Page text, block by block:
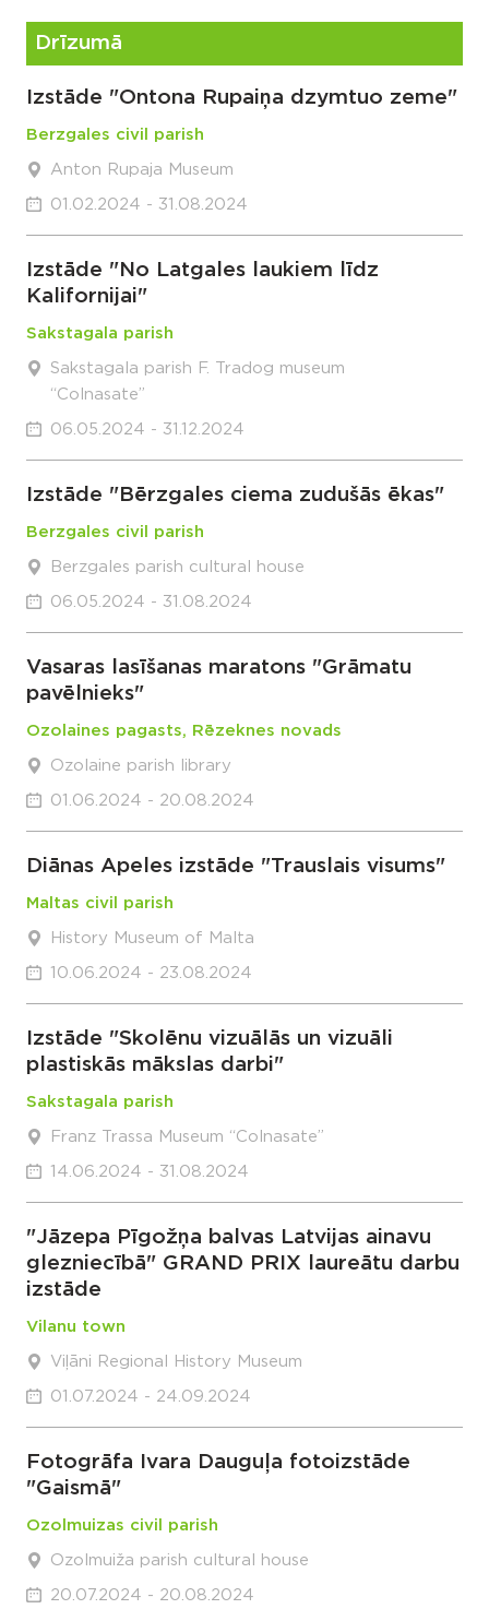
Drīzumā
Izstāde "Ontona Rupaiņa dzymtuo zeme"
Berzgales civil parish
Anton Rupaja Museum
01.02.2024 - 31.08.2024
Izstāde "No Latgales laukiem līdz
Kalifornijai"
Sakstagala parish
Sakstagala parish F. Tradog museum
“Colnasate”
06.05.2024 - 31.12.2024
Izstāde "Bērzgales ciema zudušās ēkas"
Berzgales civil parish
Berzgales parish cultural house
06.05.2024 - 31.08.2024
Vasaras lasīšanas maratons "Grāmatu
pavēlnieks"
Ozolaines pagasts, Rēzeknes novads
Ozolaine parish library
01.06.2024 - 20.08.2024
Diānas Apeles izstāde "Trauslais visums"
Maltas civil parish
History Museum of Malta
10.06.2024 - 23.08.2024
Izstāde "Skolēnu vizuālās un vizuāli
plastiskās mākslas darbi"
Sakstagala parish
Franz Trassa Museum “Colnasate”
14.06.2024 - 31.08.2024
"Jāzepa Pīgožņa balvas Latvijas ainavu
glezniecībā" GRAND PRIX laureātu darbu
izstāde
Vilanu town
Viļāni Regional History Museum
01.07.2024 - 24.09.2024
Fotogrāfa Ivara Dauguļa fotoizstāde
"Gaismā"
Ozolmuizas civil parish
Ozolmuiža parish cultural house
20.07.2024 - 20.08.2024